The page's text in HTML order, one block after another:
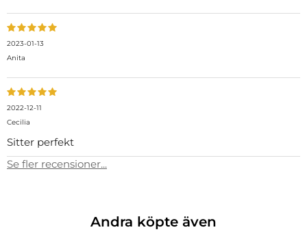
2023-01-13
Anita
2022-12-11
Cecilia
Sitter perfekt
Se fler recensioner...
Andra köpte även